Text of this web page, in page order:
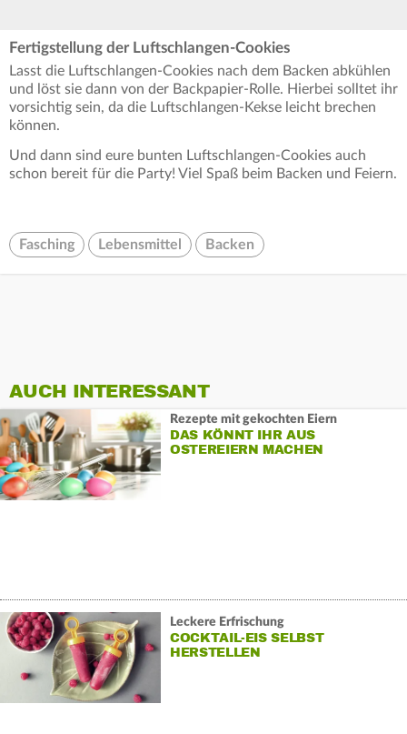
Fertigstellung der Luftschlangen-Cookies
Lasst die Luftschlangen-Cookies nach dem Backen abkühlen
und löst sie dann von der Backpapier-Rolle. Hierbei solltet ihr
vorsichtig sein, da die Luftschlangen-Kekse leicht brechen
können.
Und dann sind eure bunten Luftschlangen-Cookies auch
schon bereit für die Party! Viel Spaß beim Backen und Feiern.
Fasching Lebensmittel Backen
AUCH INTERESSANT
Rezepte mit gekochten Eiern
DAS KÖNNT IHR AUS
OSTEREIERN MACHEN
Leckere Erfrischung
COCKTAIL-EIS SELBST
HERSTELLEN